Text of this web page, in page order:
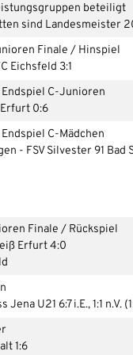
beteiligt
sind Landesmeister
Finale / Hinspiel
Eichsfeld 3:1
Endspiel C-Junioren
0:6
C-Mädchen
- FSV Silvester 91 Bad
Finale / Rückspiel
Erfurt 4:0
U21 6:7 i.E., 1:1 n.V.
1:6